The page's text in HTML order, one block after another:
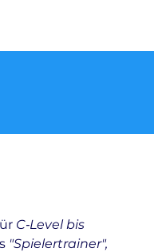
C‑Level bis
"Spielertrainer",